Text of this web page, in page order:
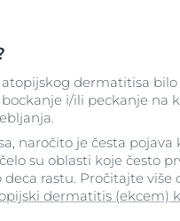
dermatitisa bilo
i/ili peckanje na
naročito je česta pojava
su oblasti koje često
rastu. Pročitajte
dermatitis (ekcem)